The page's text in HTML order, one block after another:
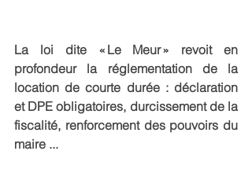
La loi dite « Le Meur » revoit en
profondeur la réglementation de la
location de courte durée : déclaration
et DPE obligatoires, durcissement de la
fiscalité, renforcement des pouvoirs du
maire ...